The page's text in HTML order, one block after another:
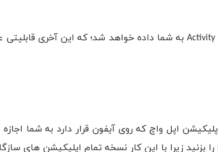
Activityبه شما داده خواهد شد؛ که این آخری قابلیتی
اپل واچ که روی آیفون قرار دارد به شما
را بزنید زیرا با این کار نسخه تمام اپلیکیشن های